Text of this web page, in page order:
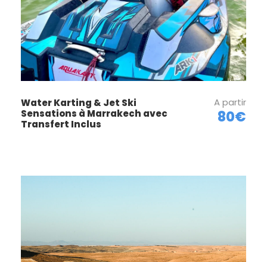
Water Karting & Jet Ski
Sensations à Marrakech avec
Transfert Inclus
A partir
80€